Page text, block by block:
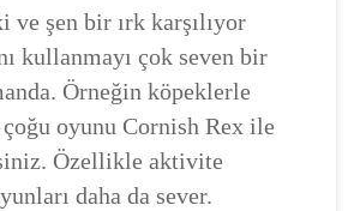
ve şen bir ırk karşılıyor
kullanmayı çok seven bir
Örneğin köpeklerle
çoğu oyunu Cornish Rex ile
Özellikle aktivite
daha da sever.